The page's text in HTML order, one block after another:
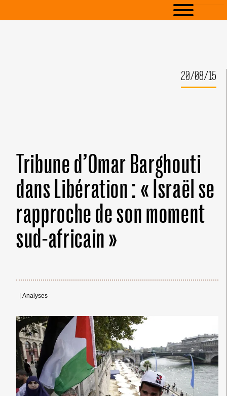
20/08/15
Tribune d’Omar Barghouti
dans Libération : « Israël se
rapproche de son moment
sud-africain »
Analyses